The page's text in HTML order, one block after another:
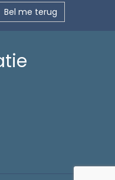
Bel me terug